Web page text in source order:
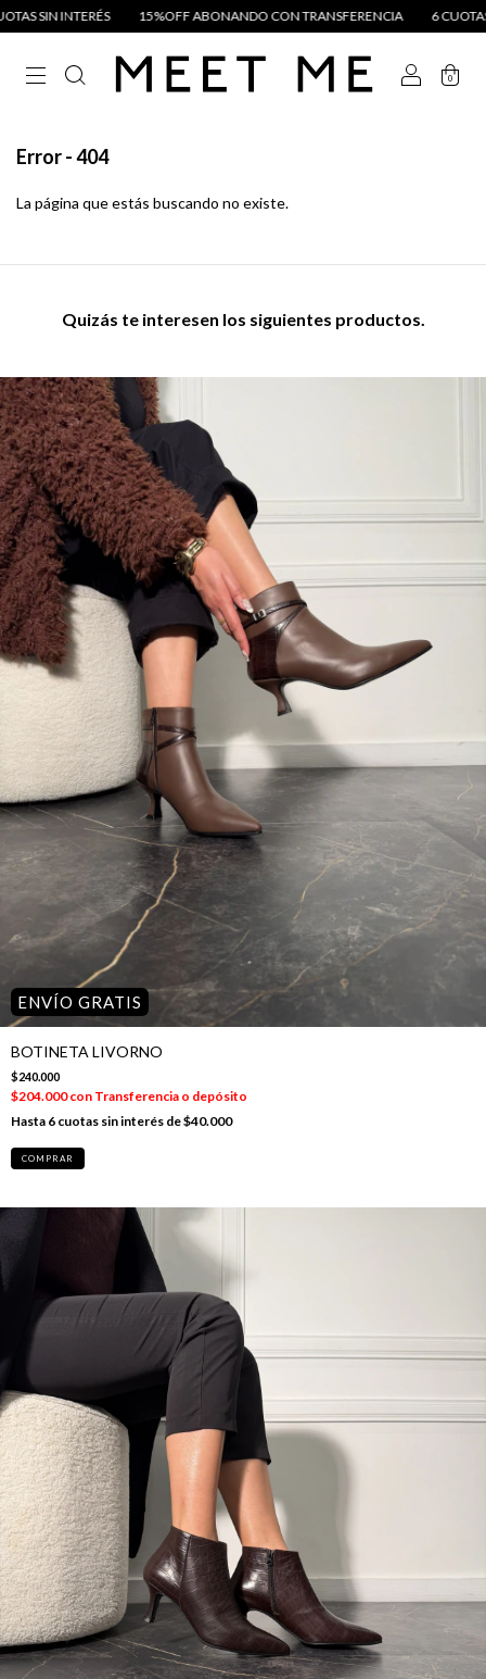
15%OFF ABONANDO CON TRANSFERENCIA 6 CUOTAS SIN
0
Error - 404
La página que estás buscando no existe.
Quizás te interesen los siguientes productos.
ENVÍO GRATIS
BOTINETA LIVORNO
$240.000
$204.000con Transferencia o depósito
6 cuotas sin interés de$40.000
COMPRAR